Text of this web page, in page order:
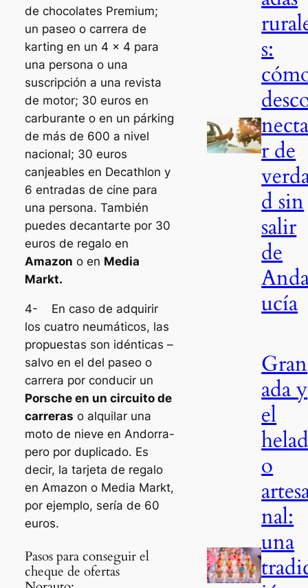
de chocolates Premium;
un paseo o carrera de
karting en un 4 x 4 para
una persona o una
suscripción a una revista
de motor; 30 euros en
carburante o en un párking
de más de 600 a nivel
nacional; 30 euros
canjeables en Decathlon y
6 entradas de cine para
una persona. También
puedes decantarte por 30
euros de regalo en
Amazon o en Media
Markt.
4- En caso de adquirir
los cuatro neumáticos, las
propuestas son idénticas –
salvo en el del paseo o
carrera por conducir un
Porsche en un circuito de
carreras o alquilar una
moto de nieve en Andorra-
pero por duplicado. Es
decir, la tarjeta de regalo
en Amazon o Media Markt,
por ejemplo, sería de 60
euros.
Pasos para conseguir el
cheque de ofertas
s:
r de
d sin
salir
de
ucía
Gran
ada y
el
o
nal:
una